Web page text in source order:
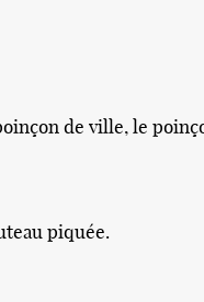
de ville, le
piquée.